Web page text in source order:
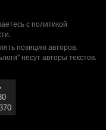
с политикой
.
позицию авторов.
несут авторы текстов.